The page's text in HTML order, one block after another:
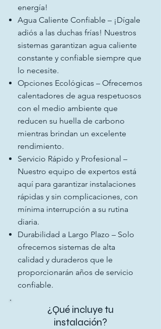
energía!
Agua Caliente Confiable – ¡Dígale
adiós a las duchas frías! Nuestros
sistemas garantizan agua caliente
constante y confiable siempre que
lo necesite.
Opciones Ecológicas – Ofrecemos
calentadores de agua respetuosos
con el medio ambiente que
reducen su huella de carbono
mientras brindan un excelente
rendimiento.
Servicio Rápido y Profesional –
Nuestro equipo de expertos está
aquí para garantizar instalaciones
rápidas y sin complicaciones, con
mínima interrupción a su rutina
diaria.
Durabilidad a Largo Plazo – Solo
ofrecemos sistemas de alta
calidad y duraderos que le
proporcionarán años de servicio
confiable.
¿Qué incluye tu
instalación?